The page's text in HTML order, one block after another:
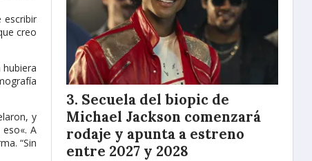
escribir
creo
y
A
“Sin
Secuela del biopic de
Michael Jackson comenzará
rodaje y apunta a estreno
entre 2027 y 2028